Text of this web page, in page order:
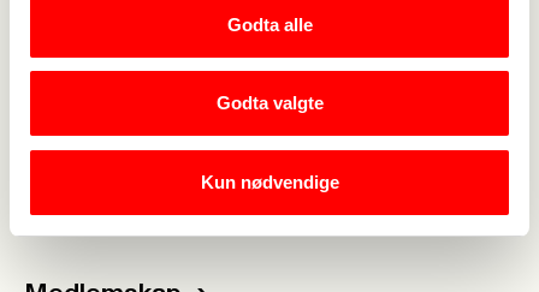
Godta alle
Godta valgte
Kun nødvendige
Magnus Brodwall
Rediger side